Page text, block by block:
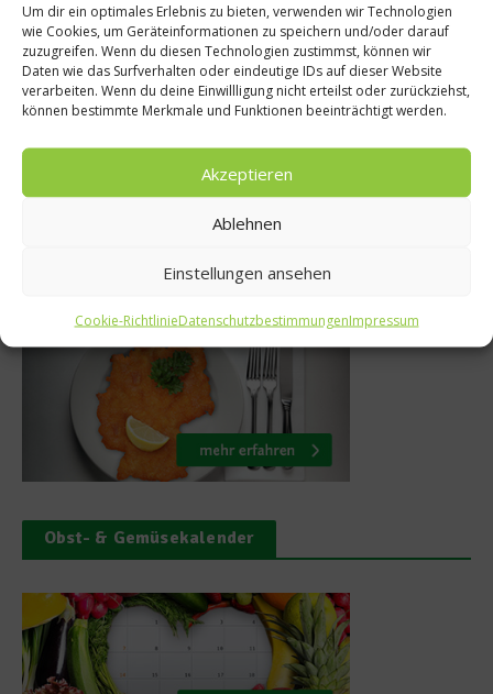
Um dir ein optimales Erlebnis zu bieten, verwenden wir Technologien
wie Cookies, um Geräteinformationen zu speichern und/oder darauf
zuzugreifen. Wenn du diesen Technologien zustimmst, können wir
Daten wie das Surfverhalten oder eindeutige IDs auf dieser Website
verarbeiten. Wenn du deine Einwillligung nicht erteilst oder zurückziehst,
können bestimmte Merkmale und Funktionen beeinträchtigt werden.
Akzeptieren
Ablehnen
Einstellungen ansehen
Cookie-RichtlinieDatenschutzbestimmungenImpressum
mit
2014
Diat
Weg mit
Was isst Deutschland
Obst- & Gemüsekalender